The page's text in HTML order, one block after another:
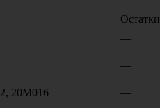
Остатки
—
—
20M016 —